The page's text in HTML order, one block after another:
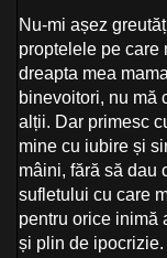
Nu-mi așez
proptelele pe care
dreapta mea
binevoitori, nu mă
alții. Dar primesc
mine cu iubire și
mâini, fără să dau
sufletului cu care
pentru orice inimă
și plin de ipocrizie.